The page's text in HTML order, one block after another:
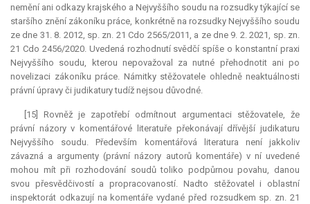
nemění ani odkazy krajského a Nejvyššího soudu na rozsudky týkající se
staršího znění zákoníku práce, konkrétně na rozsudky Nejvyššího soudu
ze dne 31. 8. 2012, sp. zn. 21 Cdo 2565/2011, a ze dne 9. 2. 2021, sp. zn.
21 Cdo 2456/2020. Uvedená rozhodnutí svědčí spíše o konstantní praxi
Nejvyššího soudu, kterou nepovažoval za nutné přehodnotit ani po
novelizaci zákoníku práce. Námitky stěžovatele ohledně neaktuálnosti
právní úpravy či judikatury tudíž nejsou důvodné.
[15] Rovněž je zapotřebí odmítnout argumentaci stěžovatele, že
právní názory v komentářové literatuře překonávají dřívější judikaturu
Nejvyššího soudu. Především komentářová literatura není jakkoliv
závazná a argumenty (právní názory autorů komentáře) v ní uvedené
mohou mít při rozhodování soudů toliko podpůrnou povahu, danou
svou přesvědčivostí a propracovaností. Nadto stěžovatel i oblastní
inspektorát odkazují na komentáře vydané před rozsudkem sp. zn. 21